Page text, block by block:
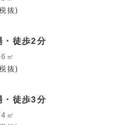
抜)
・徒歩2分
㎡
抜)
・徒歩3分
㎡